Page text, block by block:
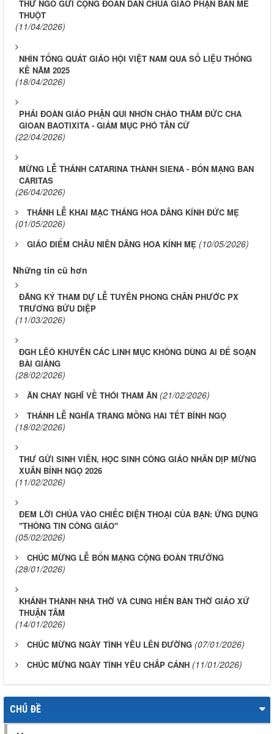
THƯ NGỎ GỬI CỘNG ĐOÀN DÂN CHÚA GIÁO PHẬN BAN MÊ
THUỘT
(11/04/2026)
NHÌN TỔNG QUÁT GIÁO HỘI VIỆT NAM QUA SỐ LIỆU THỐNG
KÊ NĂM 2025
(18/04/2026)
PHÁI ĐOÀN GIÁO PHẬN QUI NHƠN CHÀO THĂM ĐỨC CHA
GIOAN BAOTIXITA - GIÁM MỤC PHÓ TÂN CỬ
(22/04/2026)
MỪNG LỄ THÁNH CATARINA THÀNH SIENA - BỔN MẠNG BAN
CARITAS
(26/04/2026)
THÁNH LỄ KHAI MẠC THÁNG HOA DÂNG KÍNH ĐỨC MẸ
(01/05/2026)
GIÁO ĐIỂM CHÂU NIÊN DÂNG HOA KÍNH MẸ (10/05/2026)
Những tin cũ hơn
ĐĂNG KÝ THAM DỰ LỄ TUYÊN PHONG CHÂN PHƯỚC PX
TRƯƠNG BỬU DIỆP
(11/03/2026)
ĐGH LÊÔ KHUYÊN CÁC LINH MỤC KHÔNG DÙNG AI ĐỂ SOẠN
BÀI GIẢNG
(28/02/2026)
ĂN CHAY NGHĨ VỀ THÓI THAM ĂN (21/02/2026)
THÁNH LỄ NGHĨA TRANG MỒNG HAI TẾT BÍNH NGỌ
(18/02/2026)
THƯ GỬI SINH VIÊN, HỌC SINH CÔNG GIÁO NHÂN DỊP MỪNG
XUÂN BÍNH NGỌ 2026
(11/02/2026)
ĐEM LỜI CHÚA VÀO CHIẾC ĐIỆN THOẠI CỦA BẠN: ỨNG DỤNG
"THÔNG TIN CÔNG GIÁO"
(05/02/2026)
CHÚC MỪNG LỄ BỔN MẠNG CỘNG ĐOÀN TRƯỞNG
(28/01/2026)
KHÁNH THÀNH NHÀ THỜ VÀ CUNG HIẾN BÀN THỜ GIÁO XỨ
THUẬN TÂM
(14/01/2026)
CHÚC MỪNG NGÀY TÌNH YÊU LÊN ĐƯỜNG (07/01/2026)
CHÚC MỪNG NGÀY TÌNH YÊU CHẮP CÁNH (11/01/2026)
CHỦ ĐỀ